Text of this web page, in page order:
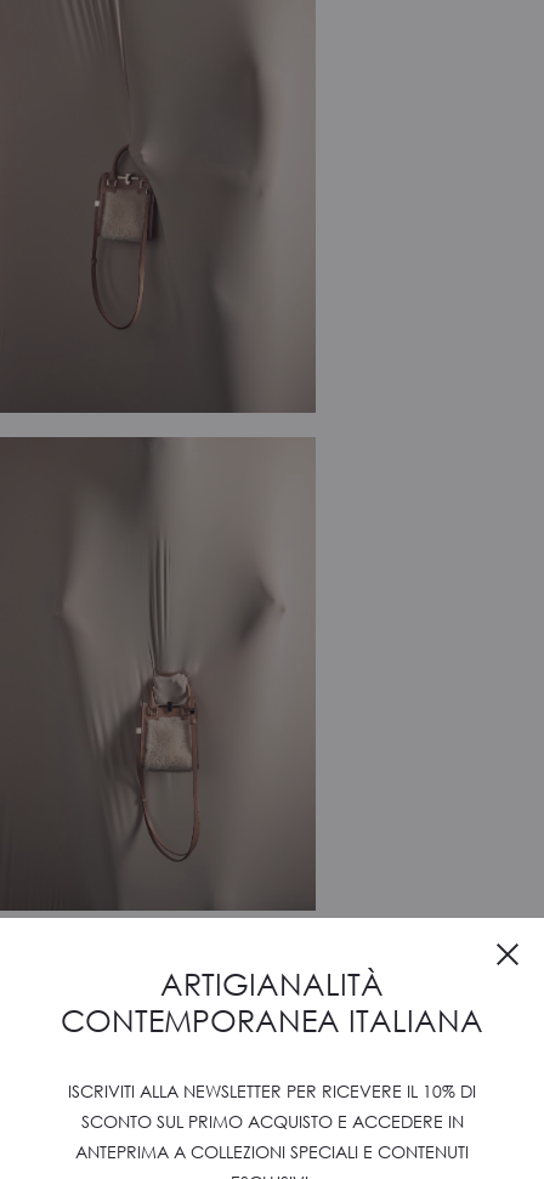
ARTIGIANALITÀ
CONTEMPORANEA ITALIANA
ISCRIVITI ALLA NEWSLETTER PER RICEVERE IL 10% DI
SCONTO SUL PRIMO ACQUISTO E ACCEDERE IN
ANTEPRIMA A COLLEZIONI SPECIALI E CONTENUTI